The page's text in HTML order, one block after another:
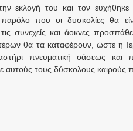
εκλογή του και τον
παρόλο που οι δυσκολίες θα
συνεχείς και άοκνες
θα τα καταφέρουν, ώστε η
πνευματική οάσεως και
αυτούς τους δύσκολους καιρούς